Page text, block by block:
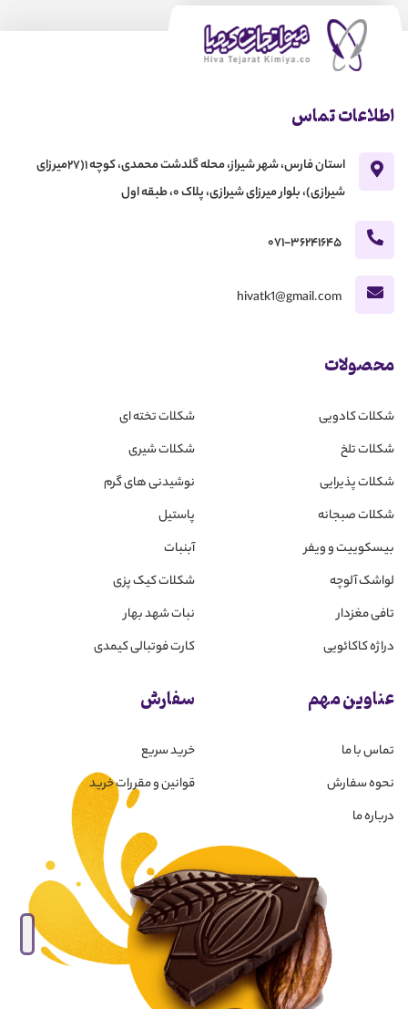
اطلاعات تماس
استان فارس، شهر شیراز، محله گلدشت محمدی، کوچه 1(27میرزای
شیرازی)، بلوار میرزای شیرازی، پلاک 0، طبقه اول
071-36241645
hivatk1@gmail.com
محصولات
شکلات کادویی
شکلات تلخ
شکلات پذیرایی
شکلات صبجانه
بیسکوییت و ویفر
لواشک آلوچه
تافی مغزدار
دراژه کاکائویی
شکلات تخته ای
شکلات شیری
نوشیدنی های گرم
پاستیل
آبنبات
شکلات کیک پزی
نبات شهد بهار
کارت فوتبالی کیمدی
عناوین مهم
تماس با ما
نحوه سفارش
درباره ما
سفارش
خرید سریع
قوانین و مقررات خرید